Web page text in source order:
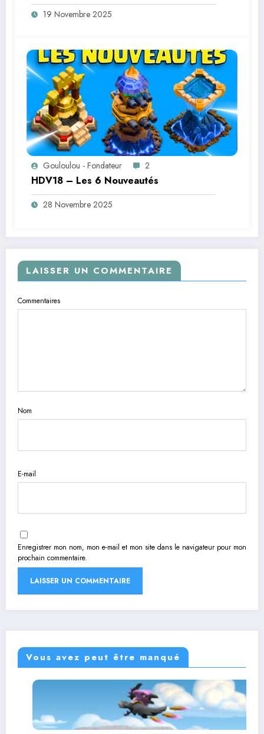
19 Novembre 2025
Gouloulou - Fondateur 2
HDV18 – Les 6 Nouveautés
28 Novembre 2025
LAISSER UN COMMENTAIRE
Commentaires
Nom
E-mail
Enregistrer mon nom, mon e-mail et mon site dans le navigateur pour mon
prochain commentaire.
Vous avez peut être manqué